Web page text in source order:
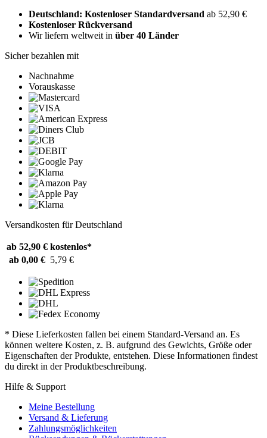
Deutschland: Kostenloser Standardversand ab 52,90 €
Kostenloser Rückversand
Wir liefern weltweit in über 40 Länder
Sicher bezahlen mit
Nachnahme
Vorauskasse
Versandkosten für Deutschland
ab 52,90 € kostenlos*
ab 0,00 € 5,79 €
* Diese Lieferkosten fallen bei einem Standard-Versand an. Es
können weitere Kosten, z. B. aufgrund des Gewichts, Größe oder
Eigenschaften der Produkte, entstehen. Diese Informationen findest
du direkt in der Produktbeschreibung.
Hilfe & Support
Meine Bestellung
Versand & Lieferung
Zahlungsmöglichkeiten